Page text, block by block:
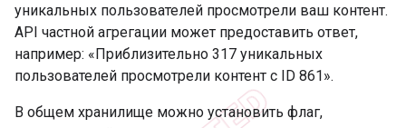
уникальных пользователей просмотрели ваш контент.
API частной агрегации может предоставить ответ,
например: «Приблизительно 317 уникальных
пользователей просмотрели контент с ID 861».
В общем хранилище можно установить флаг,